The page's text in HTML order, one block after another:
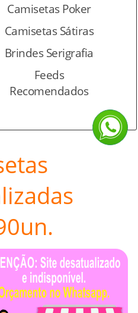
Camisetas Poker
Camisetas Sátiras
Brindes Serigrafia
Feeds
Recomendados